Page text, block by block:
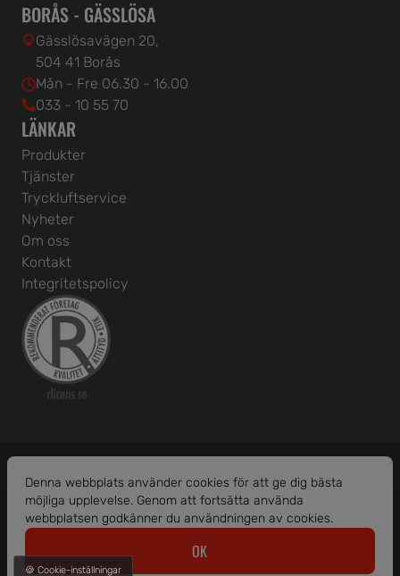
BORÅS - GÄSSLÖSA
Gässlösavägen 20,
504 41 Borås
Mån - Fre 06.30 - 16.00
033 - 10 55 70
LÄNKAR
Produkter
Tjänster
Tryckluftservice
Nyheter
Om oss
Kontakt
Integritetspolicy
Alla rättigheter reserverade.
Org. nr: 556586-1456
Denna webbplats använder cookies för att ge dig bästa
möjliga upplevelse. Genom att fortsätta använda
webbplatsen godkänner du användningen av cookies.
OK
🍪 Cookie-inställningar